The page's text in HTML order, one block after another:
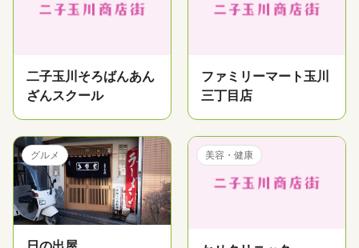
二子玉川そろばんあん
ざんスクール
ファミリーマート玉川
三丁目店
グルメ 美容・健康